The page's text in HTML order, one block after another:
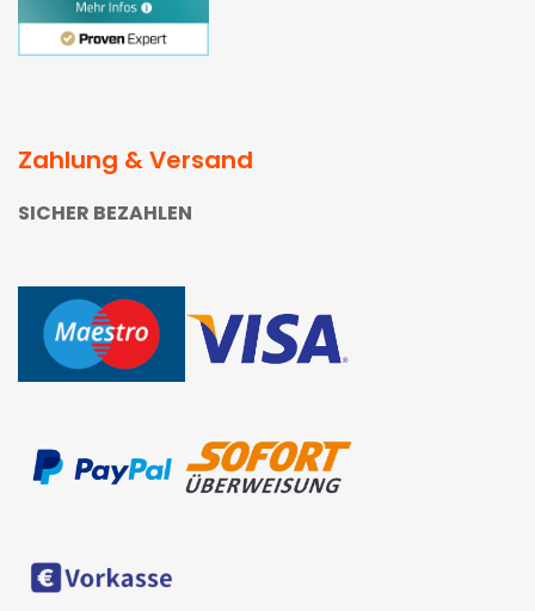
Zahlung & Versand
SICHER BEZAHLEN